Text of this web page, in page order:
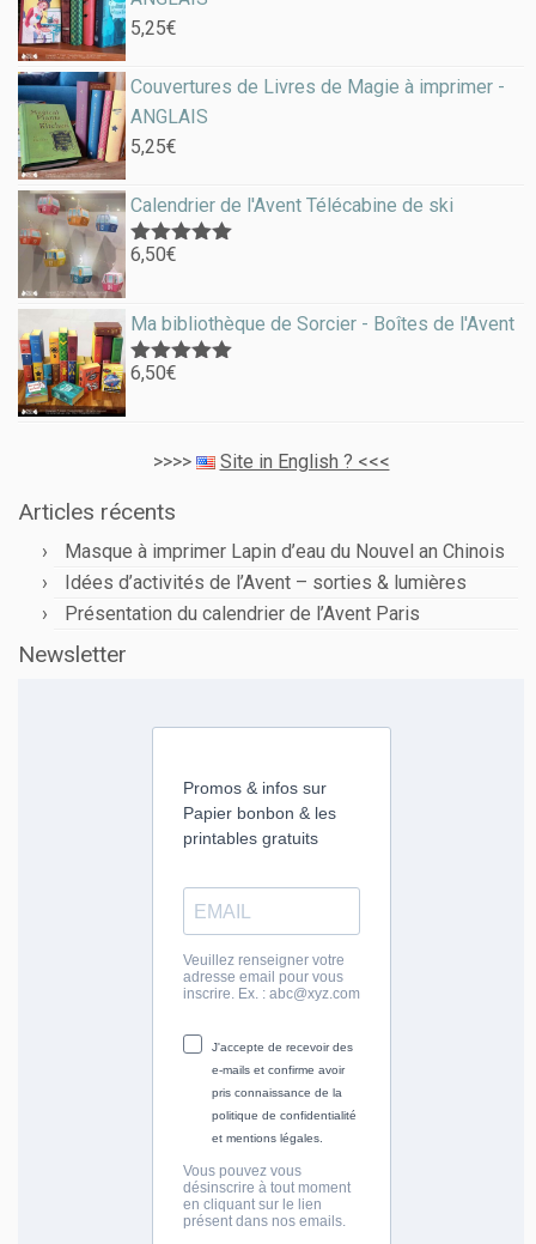
5,25€
Couvertures de Livres de Magie à imprimer -
ANGLAIS
5,25€
Calendrier de l'Avent Télécabine de ski
Note
6,50€
Ma bibliothèque de Sorcier - Boîtes de l'Avent
Note
6,50€
>>>> Site in English ? <<<
Articles récents
Masque à imprimer Lapin d’eau du Nouvel an Chinois
Idées d’activités de l’Avent – sorties & lumières
Présentation du calendrier de l’Avent Paris
Newsletter